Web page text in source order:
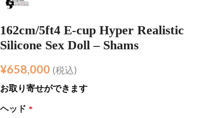
162cm/5ft4 E-cup Hyper Realistic
Silicone Sex Doll – Shams
¥658,000 (税込)
お取り寄せができます
ヘッド *